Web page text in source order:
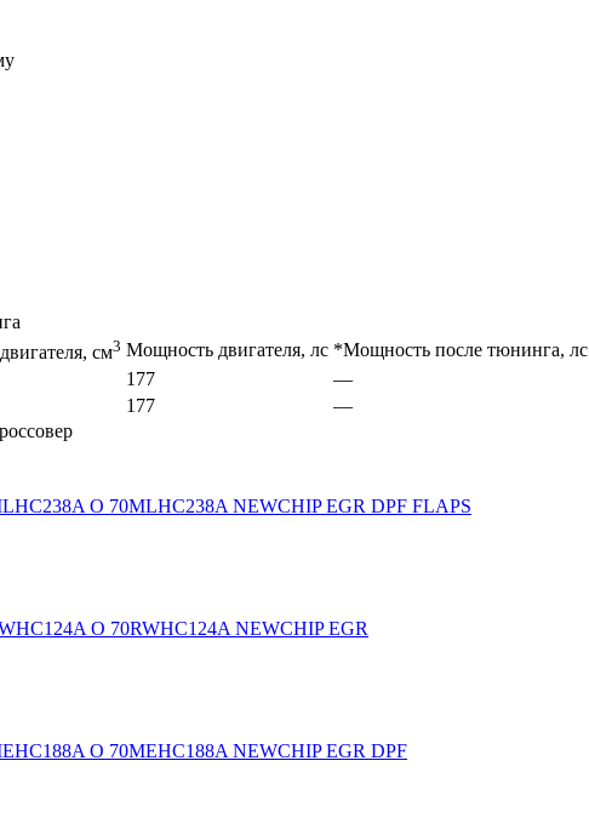
см3 Мощность двигателя, лс *Мощность после тюнинга, лс
177
—
177
—
O 70MLHC238A NEWCHIP EGR DPF FLAPS
O 70RWHC124A NEWCHIP EGR
O 70MEHC188A NEWCHIP EGR DPF